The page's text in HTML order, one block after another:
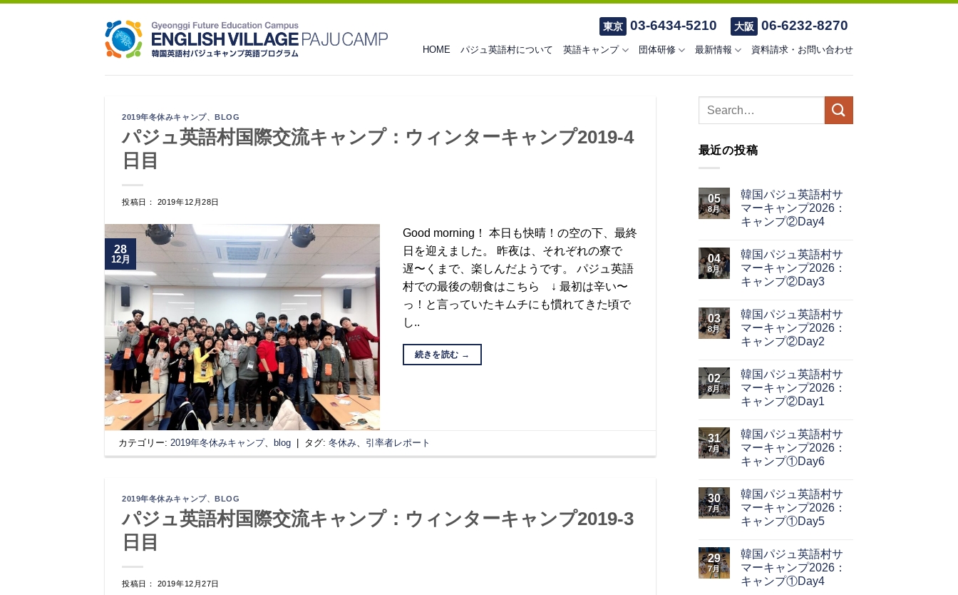
東京 03-6434-5210 大阪 06-6232-8270
HOME パジュ英語村について 英語キャンプ 団体研修 最新情報 資料請求・お問い合わせ
2019年冬休みキャンプ、BLOG
パジュ英語村国際交流キャンプ：ウィンターキャンプ2019-4
日目
投稿日： 2019年12月28日
28
12月
Good morning！ 本日も快晴！の空の下、最終
日を迎えました。 昨夜は、それぞれの寮で
遅〜くまで、楽しんだようです。 パジュ英語
村での最後の朝食はこちら ↓ 最初は辛い〜
っ！と言っていたキムチにも慣れてきた頃で
し..
続きを読む →
カテゴリー: 2019年冬休みキャンプ、blog | タグ:冬休み 引率者レポート
2019年冬休みキャンプ、 BLOG
パジュ英語村国際交流キャンプ：ウィンターキャンプ2019-3
日目
投稿日： 2019年12月27日
最近の投稿
05
8月
韓国パジュ英語村サ
マーキャンプ2026：
キャンプ②Day4
04
8月
韓国パジュ英語村サ
マーキャンプ2026：
キャンプ②Day3
03
8月
韓国パジュ英語村サ
マーキャンプ2026：
キャンプ②Day2
02
8月
韓国パジュ英語村サ
マーキャンプ2026：
キャンプ②Day1
31
7月
韓国パジュ英語村サ
マーキャンプ2026：
キャンプ①Day6
30
7月
韓国パジュ英語村サ
マーキャンプ2026：
キャンプ①Day5
29
7月
韓国パジュ英語村サ
マーキャンプ2026：
キャンプ①Day4